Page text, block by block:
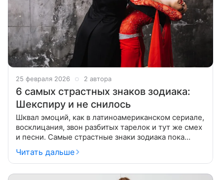
25 февраля 2026 2 автора
6 самых страстных знаков зодиака:
Шекспиру и не снилось
Шквал эмоций, как в латиноамериканском сериале,
восклицания, звон разбитых тарелок и тут же смех
и песни. Самые страстные знаки зодиака пока
разминаются, главные события еще впереди.
Страсть характеризует не
Читать дальше